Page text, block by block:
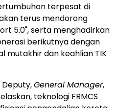
terpesat di
terus mendorong
5.0", serta menghadirkan
berikutnya dengan
mutakhir dan keahlian TIK
Deputy,General Manager,
teknologi FRMCS